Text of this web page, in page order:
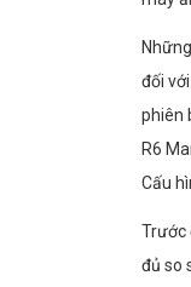
đối
phiên
R6
Cấu
Trước
đủ so